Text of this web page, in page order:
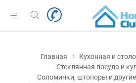
Главная
Кухонная и
Стеклянная посуда и
Соломинки, штопоры и